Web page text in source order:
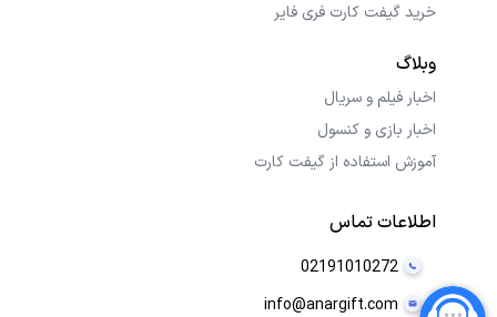
خرید گیفت کارت فری فایر
وبلاگ
اخبار فیلم و سریال
اخبار بازی و کنسول
آموزش استفاده از گیفت کارت
اطلاعات تماس
02191010272
info@anargift.com